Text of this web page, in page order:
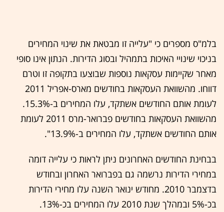
בלמ"ס מספרים כי "עלייה זו מבטאת את שינוי המחירים
בניכוי שינויי האיכות בתמהיל ובסוג הדירות. הנתון אינו סופי
מאחר שקיימות עסקאות נוספות שבוצעו בתקופה זו וטרם
דווחו. מהשוואת העסקאות בחודשים מארס-אפריל 2011
לעומת אותם החודשים אשתקד, עלו המחירים ב-15.3%.
מהשוואת העסקאות בחודשים פברואר-מרס 2011 לעומת
אותם החודשים אשתקד, עלו המחירים ב-13.9%".
בבחינת החודשים האחרונים ניתן לראות כי עלייה דומה
במחירי הדירות נרשמה גם בפברואר האחרון ובחודש
בדצמבר 2010. מחודש ינואר השנה עלו מחירי הדירות
בכ-5% ובמהלך שנת 2010 עלו המחירים בכ-13%.